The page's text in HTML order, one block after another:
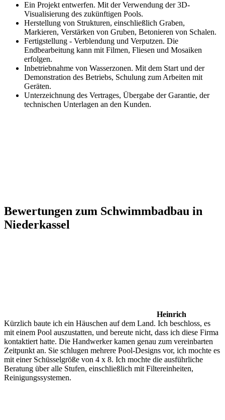
Ein Projekt entwerfen. Mit der Verwendung der 3D-
Visualisierung des zukünftigen Pools.
Herstellung von Strukturen, einschließlich Graben,
Markieren, Verstärken von Gruben, Betonieren von Schalen.
Fertigstellung - Verblendung und Verputzen. Die
Endbearbeitung kann mit Filmen, Fliesen und Mosaiken
erfolgen.
Inbetriebnahme von Wasserzonen. Mit dem Start und der
Demonstration des Betriebs, Schulung zum Arbeiten mit
Geräten.
Unterzeichnung des Vertrages, Übergabe der Garantie, der
technischen Unterlagen an den Kunden.
Bewertungen zum Schwimmbadbau in
Niederkassel
Heinrich
Kürzlich baute ich ein Häuschen auf dem Land. Ich beschloss, es
mit einem Pool auszustatten, und bereute nicht, dass ich diese Firma
kontaktiert hatte. Die Handwerker kamen genau zum vereinbarten
Zeitpunkt an. Sie schlugen mehrere Pool-Designs vor, ich mochte es
mit einer Schüsselgröße von 4 x 8. Ich mochte die ausführliche
Beratung über alle Stufen, einschließlich mit Filtereinheiten,
Reinigungssystemen.